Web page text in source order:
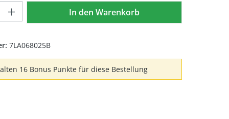
Gib den gewünschten Wert
In den Warenkorb
7LA068025B
16 Bonus Punkte für diese Bestellung